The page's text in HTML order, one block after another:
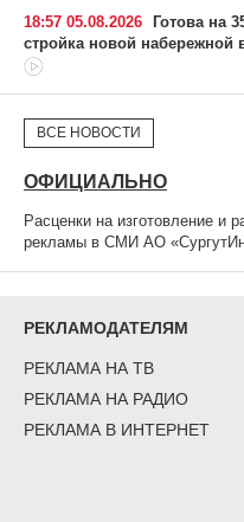
18:57 05.08.2026
Готова на
стройка новой набережной
ВСЕ НОВОСТИ
ОФИЦИАЛЬНО
Расценки на изготовление и
рекламы в СМИ АО
РЕКЛАМОДАТЕЛЯМ
РЕКЛАМА НА ТВ
РЕКЛАМА НА РАДИО
РЕКЛАМА В ИНТЕРНЕТ